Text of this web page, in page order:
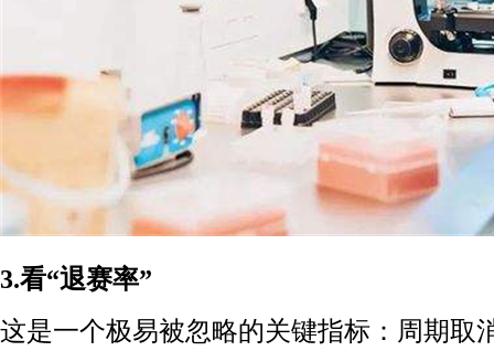
3.看“退赛率”
这是一个极易被忽略的关键指标：周期取